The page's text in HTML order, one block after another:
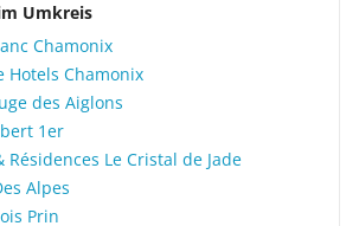
Umkreis
Chamonix
Hotels Chamonix
des Aiglons
1er
Résidences Le Cristal de Jade
Alpes
Prin